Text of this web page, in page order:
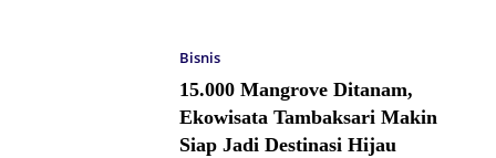
Bisnis
15.000 Mangrove Ditanam,
Ekowisata Tambaksari Makin
Siap Jadi Destinasi Hijau